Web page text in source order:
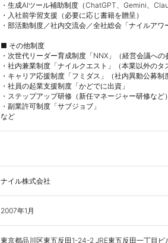
・生成AIツール補助制度（ChatGPT、Gemini、
・入社前学習支援（必要に応じ書籍を贈呈）
・部活動制度／社内交流会／全社総会「ナイルアワ
■ その他制度
・次世代リーダー育成制度「NNX」（経営会議への
・社内兼業制度「ナイルクエスト」（本業以外のタ
・キャリア応援制度「フミダス」（社内異動公募制
・社員の起業支援制度「かどでに出資」
・ステップアップ研修（新任マネージャー研修など）
・副業許可制度「サブジョブ」
など
ナイル株式会社
2007年1月
東京都品川区東五反田1-24-2 JRE東五反田一丁目ビ